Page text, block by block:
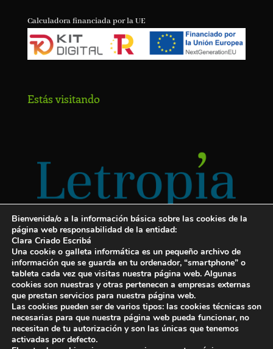
Calculadora financiada por la UE
Estás visitando
Servicios para escritores
¡Letropía te ayuda con tu libro!
Autopublicar un libro
Bienvenida/o a la información básica sobre las cookies de la
página web responsabilidad de la entidad:
Clara Criado Escribá
Una cookie o galleta informática es un pequeño archivo de
información que se guarda en tu ordenador, “smartphone” o
tableta cada vez que visitas nuestra página web. Algunas
cookies son nuestras y otras pertenecen a empresas externas
que prestan servicios para nuestra página web.
Las cookies pueden ser de varios tipos: las cookies técnicas son
necesarias para que nuestra página web pueda funcionar, no
necesitan de tu autorización y son las únicas que tenemos
activadas por defecto.